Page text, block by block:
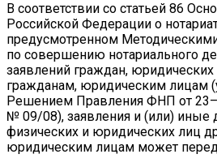
В соответствии со статьей 86
Российской Федерации о
предусмотренном
по совершению нотариального
заявлений граждан,
гражданам, юридическим лицам
Решением Правления ФНП от
№ 09/08), заявления и (или) иные
физических и юридических лиц
юридическим лицам может